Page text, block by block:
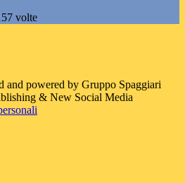
volte
and powered by Gruppo Spaggiari
& New Social Media